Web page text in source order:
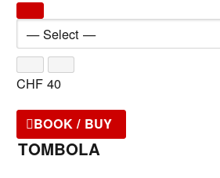
CHF 40
BOOK / BUY
TOMBOLA